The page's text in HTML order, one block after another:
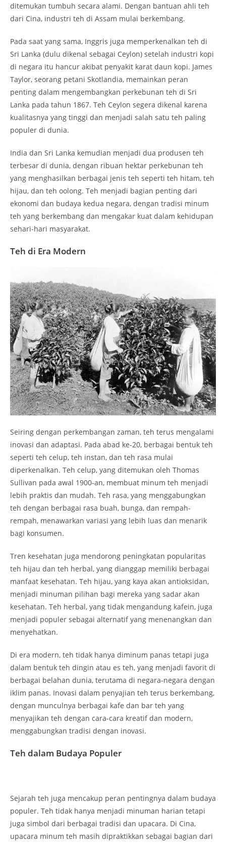
ditemukan tumbuh secara alami. Dengan bantuan ahli teh
dari Cina, industri teh di Assam mulai berkembang.
Pada saat yang sama, Inggris juga memperkenalkan teh di
Sri Lanka (dulu dikenal sebagai Ceylon) setelah industri kopi
di negara itu hancur akibat penyakit karat daun kopi. James
Taylor, seorang petani Skotlandia, memainkan peran
penting dalam mengembangkan perkebunan teh di Sri
Lanka pada tahun 1867. Teh Ceylon segera dikenal karena
kualitasnya yang tinggi dan menjadi salah satu teh paling
populer di dunia.
India dan Sri Lanka kemudian menjadi dua produsen teh
terbesar di dunia, dengan ribuan hektar perkebunan teh
yang menghasilkan berbagai jenis teh seperti teh hitam, teh
hijau, dan teh oolong. Teh menjadi bagian penting dari
ekonomi dan budaya kedua negara, dengan tradisi minum
teh yang berkembang dan mengakar kuat dalam kehidupan
sehari-hari masyarakat.
Teh di Era Modern
Seiring dengan perkembangan zaman, teh terus mengalami
inovasi dan adaptasi. Pada abad ke-20, berbagai bentuk teh
seperti teh celup, teh instan, dan teh rasa mulai
diperkenalkan. Teh celup, yang ditemukan oleh Thomas
Sullivan pada awal 1900-an, membuat minum teh menjadi
lebih praktis dan mudah. Teh rasa, yang menggabungkan
teh dengan berbagai rasa buah, bunga, dan rempah-
rempah, menawarkan variasi yang lebih luas dan menarik
bagi konsumen.
Tren kesehatan juga mendorong peningkatan popularitas
teh hijau dan teh herbal, yang dianggap memiliki berbagai
manfaat kesehatan. Teh hijau, yang kaya akan antioksidan,
menjadi minuman pilihan bagi mereka yang sadar akan
kesehatan. Teh herbal, yang tidak mengandung kafein, juga
menjadi populer sebagai alternatif yang menenangkan dan
menyehatkan.
Di era modern, teh tidak hanya diminum panas tetapi juga
dalam bentuk teh dingin atau es teh, yang menjadi favorit di
berbagai belahan dunia, terutama di negara-negara dengan
iklim panas. Inovasi dalam penyajian teh terus berkembang,
dengan munculnya berbagai kafe dan bar teh yang
menyajikan teh dengan cara-cara kreatif dan modern,
menggabungkan tradisi dengan inovasi.
Teh dalam Budaya Populer
Sejarah teh juga mencakup peran pentingnya dalam budaya
populer. Teh tidak hanya menjadi minuman harian tetapi
juga simbol dari berbagai tradisi dan upacara. Di Cina,
upacara minum teh masih dipraktikkan sebagai bagian dari